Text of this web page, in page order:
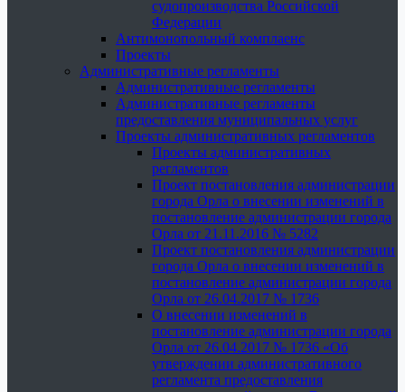
судопроизводства Российской
Федерации
Антимонопольный комплаенс
Проекты
Административные регламенты
Административные регламенты
Административные регламенты
предоставления муниципальных услуг
Проекты административных регламентов
Проекты административных
регламентов
Проект постановления администрации
города Орла о внесении изменений в
постановление администрации города
Орла от 21.11.2016 № 5282
Проект постановления администрации
города Орла о внесении изменений в
постановление администрации города
Орла от 26.04.2017 № 1736
О внесении изменений в
постановление администрации города
Орла от 26.04.2017 № 1736 «Об
утверждении административного
регламента предоставления